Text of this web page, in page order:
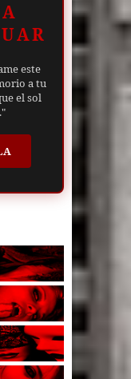
este
a tu
el sol